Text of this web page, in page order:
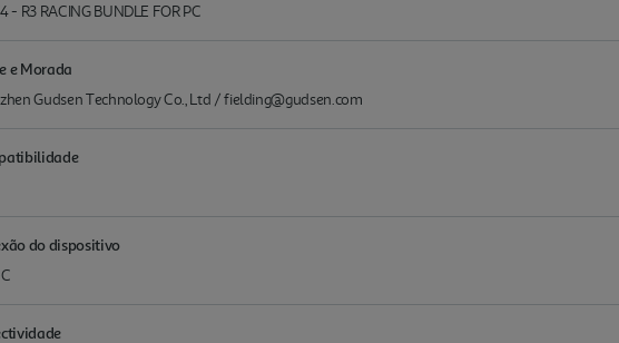
- R3 RACING BUNDLE FOR PC
e Morada
Gudsen Technology Co., Ltd / fielding@gudsen.com
do dispositivo